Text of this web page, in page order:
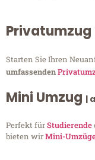
Privatumzug
Starten Sie Ihren
umfassenden
Mini Umzug |
Perfekt fürStudierende
bieten wirMini-